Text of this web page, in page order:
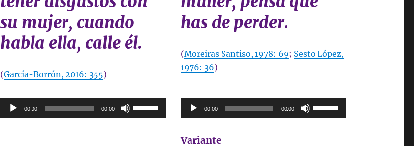
su mujer, cuando
habla ella, calle él.
(García-Borrón, 2016: 355)
has de perder.
(Moreiras Santiso, 1978: 69; Sesto López,
1976: 36)
Reproductor
de
00:00 00:00
Utiliza
las
Reproductor
de
00:00 00:00
Utiliza
las
Variante